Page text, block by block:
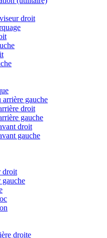
droit
gauche
droit
gauche
droit
gauche
droit
gauche
droite